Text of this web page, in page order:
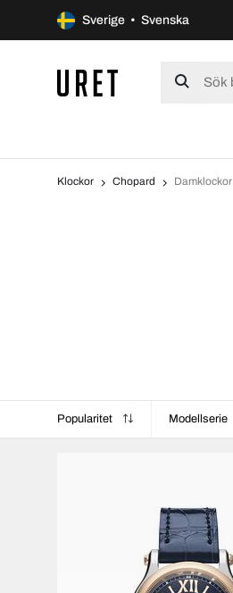
Sverige • Svenska
Klockor Chopard Damklockor
Popularitet Modellserie